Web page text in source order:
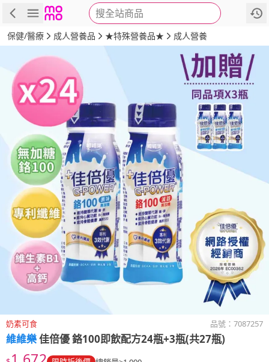
搜全站商品
商品 評價 詳情
保健/醫療 成人營養品 ★特殊營養品★ 成人營養
奶素可食 品號： 7087257
維維樂佳倍優 鉻100即飲配方24瓶+3瓶(共27瓶)